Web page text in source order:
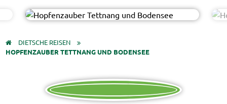
DIETSCHE REISEN
HOPFENZAUBER TETTNANG UND BODENSEE